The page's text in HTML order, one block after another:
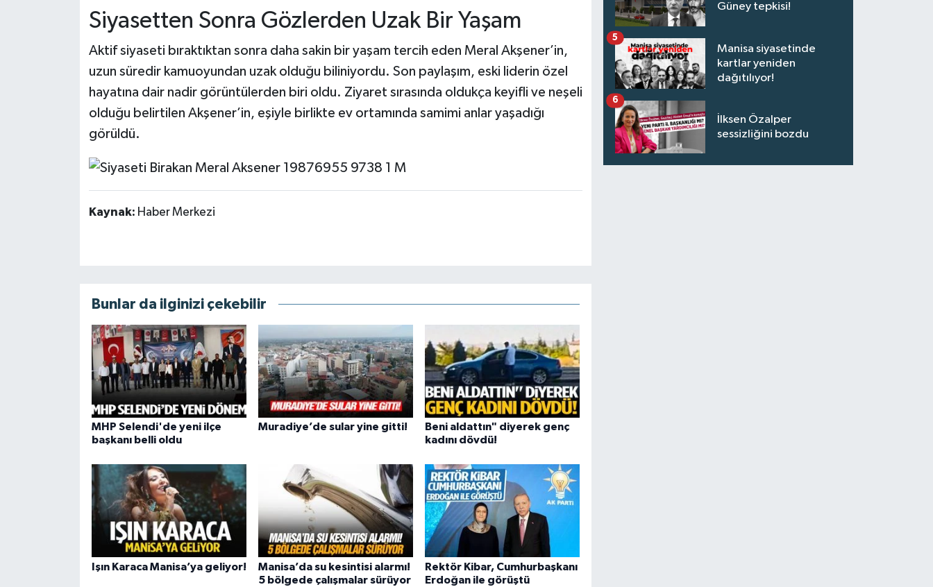
Siyasetten Sonra Gözlerden Uzak Bir Yaşam
Aktif siyaseti bıraktıktan sonra daha sakin bir yaşam tercih eden Meral Akşener’in,
uzun süredir kamuoyundan uzak olduğu biliniyordu. Son paylaşım, eski liderin özel
hayatına dair nadir görüntülerden biri oldu. Ziyaret sırasında oldukça keyifli ve neşeli
olduğu belirtilen Akşener’in, eşiyle birlikte ev ortamında samimi anlar yaşadığı
görüldü.
Kaynak: Haber Merkezi
Bunlar da ilginizi çekebilir
MHP Selendi'de yeni ilçe
başkanı belli oldu
Muradiye’de sular yine gitti!
Beni aldattın" diyerek genç
kadını dövdü!
Işın Karaca Manisa’ya geliyor!
Manisa’da su kesintisi alarmı!
5 bölgede çalışmalar sürüyor
Rektör Kibar, Cumhurbaşkanı
Erdoğan ile görüştü
Güney tepkisi!
Manisa siyasetinde
kartlar yeniden
dağıtılıyor!
5
İlksen Özalper
sessizliğini bozdu
6